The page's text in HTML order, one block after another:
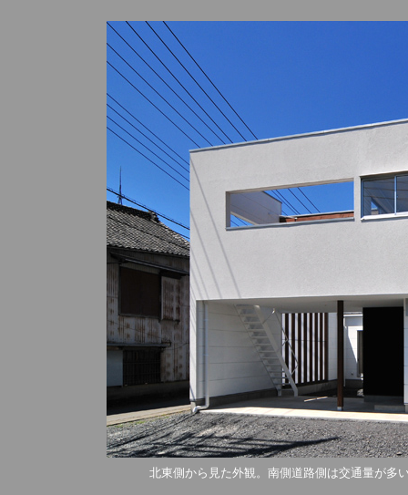
北東側から見た外観。南側道路側は交通量が多